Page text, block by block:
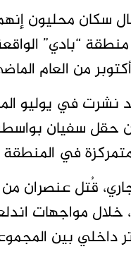
سكان محليون
“بادي”
من العام
“دارفور24” قد نشرت
حقل سفيان
في
قُتل عنصران
خلال مواجهات
داخلي بين